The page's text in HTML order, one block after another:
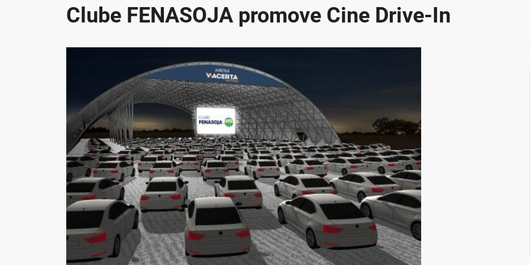
Clube FENASOJA promove Cine Drive-In